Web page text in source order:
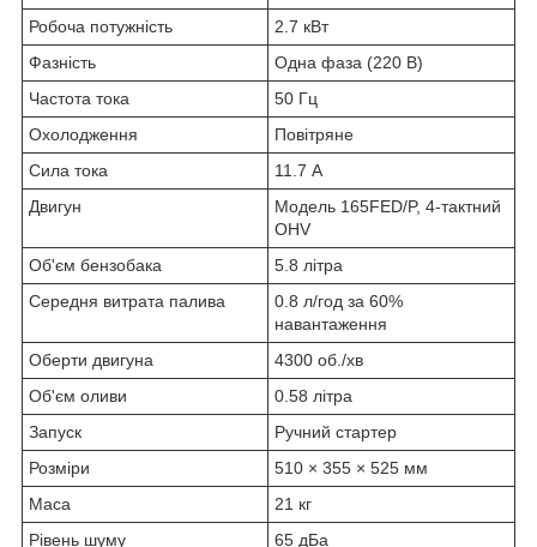
Робоча потужність
2.7 кВт
Фазність
Одна фаза (220 В)
Частота тока
50 Гц
Охолодження
Повітряне
Сила тока
11.7 А
Двигун
Модель 165FED/P, 4-тактний
OHV
Об'єм бензобака
5.8 літра
Середня витрата палива
0.8 л/год за 60%
навантаження
Оберти двигуна
4300 об./хв
Об'єм оливи
0.58 літра
Запуск
Ручний стартер
Розміри
510 × 355 × 525 мм
Маса
21 кг
Рівень шуму
65 дБа